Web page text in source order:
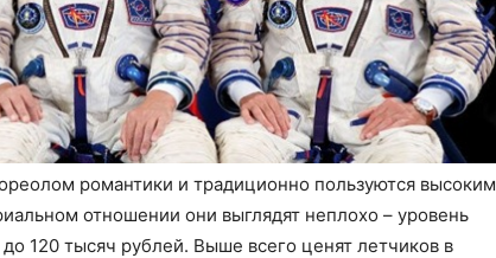
романтики и традиционно пользуются высоким
отношении они выглядят неплохо – уровень
120 тысяч рублей. Выше всего ценят летчиков в